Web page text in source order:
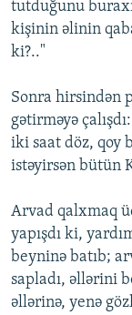
tutduğunu
kişinin əlinin
ki?.."
Sonra hirsindən
gətirməyə
iki saat döz, qoy
istəyirsən bütün
Arvad qalxmaq
yapışdı ki,
beyninə batıb;
sapladı, əllərini
əllərinə, yenə